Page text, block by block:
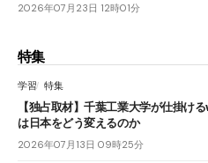
2026年07月23日 12時01分
特集
学習 特集
【独占取材】千葉工業大学が仕掛け
は日本をどう変えるのか
2026年07月13日 09時25分